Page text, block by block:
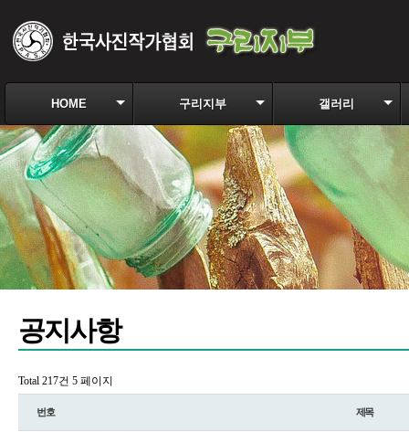
HOME 구리지부 갤러리
공지사항
Total 217건 5 페이지
번호 제목